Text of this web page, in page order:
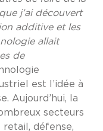
j’ai découvert
additive et les
allait
de
est l’idée à
Aujourd’hui, la
secteurs
retail, défense,